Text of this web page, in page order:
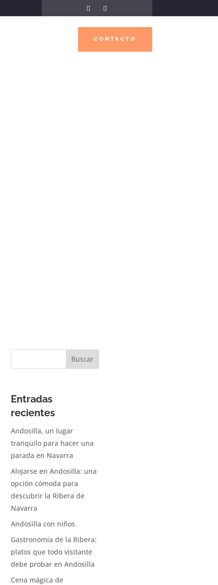
CONTACTO
Entradas
recientes
Andosilla, un lugar
tranquilo para hacer una
parada en Navarra
Alojarse en Andosilla: una
opción cómoda para
descubrir la Ribera de
Navarra
Andosilla con niños
Gastronomía de la Ribera:
platos que todo visitante
debe probar en Andosilla
Cena mágica de